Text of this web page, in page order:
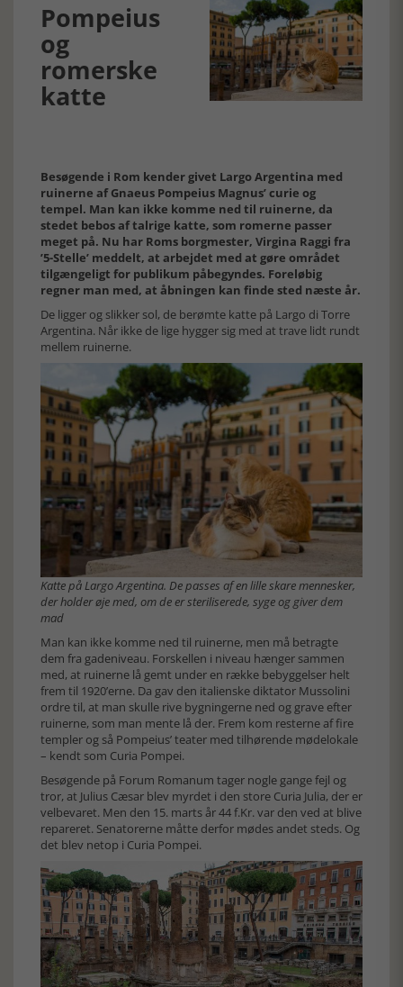
Pompeius
og
romerske
katte
Besøgende i Rom kender givet Largo Argentina med
ruinerne af Gnaeus Pompeius Magnus’ curie og
tempel. Man kan ikke komme ned til ruinerne, da
stedet bebos af talrige katte, som romerne passer
meget på. Nu har Roms borgmester, Virgina Raggi fra
’5-Stelle’ meddelt, at arbejdet med at gøre området
tilgængeligt for publikum påbegyndes. Foreløbig
regner man med, at åbningen kan finde sted næste år.
De ligger og slikker sol, de berømte katte på Largo di Torre
Argentina. Når ikke de lige hygger sig med at trave lidt rundt
mellem ruinerne.
Katte på Largo Argentina. De passes af en lille skare mennesker,
der holder øje med, om de er steriliserede, syge og giver dem
mad
Man kan ikke komme ned til ruinerne, men må betragte
dem fra gadeniveau. Forskellen i niveau hænger sammen
med, at ruinerne lå gemt under en række bebyggelser helt
frem til 1920’erne. Da gav den italienske diktator Mussolini
ordre til, at man skulle rive bygningerne ned og grave efter
ruinerne, som man mente lå der. Frem kom resterne af fire
templer og så Pompeius’ teater med tilhørende mødelokale
– kendt som Curia Pompei.
Besøgende på Forum Romanum tager nogle gange fejl og
tror, at Julius Cæsar blev myrdet i den store Curia Julia, der er
velbevaret. Men den 15. marts år 44 f.Kr. var den ved at blive
repareret. Senatorerne måtte derfor mødes andet steds. Og
det blev netop i Curia Pompei.